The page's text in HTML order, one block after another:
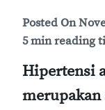
Posted On
5 min reading
Hipertensi
merupakan